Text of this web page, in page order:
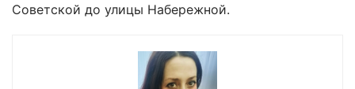
Советской до улицы Набережной.